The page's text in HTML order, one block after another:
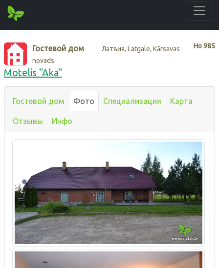
Нo985
Гостевой дом
Латвия, Latgale, Kārsavas
novads
Motelis "Aka"
Гостевой дом Фото Специализация Карта
Отзывы Инфо